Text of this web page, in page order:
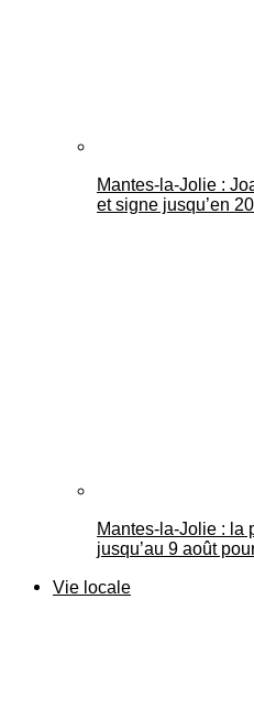
Mantes-la-Jolie :
et signe jusqu’en
Mantes-la-Jolie : la
jusqu’au 9 août
Vie locale